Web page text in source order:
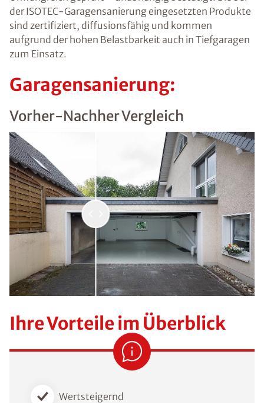
der ISOTEC-Garagensanierung eingesetzten Produkte
sind zertifiziert, diffusionsfähig und kommen
aufgrund der hohen Belastbarkeit auch in Tiefgaragen
zum Einsatz.
Garagensanierung:
Vorher-Nachher Vergleich
Ihre Vorteile im Überblick
Wertsteigernd